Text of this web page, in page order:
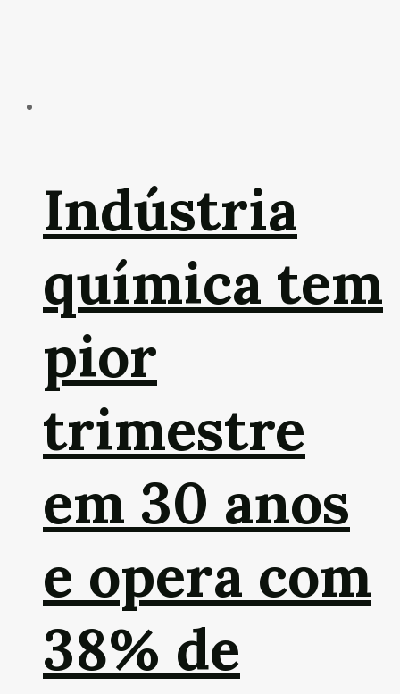
Indústria
química tem
pior
trimestre
em 30 anos
e opera com
38% de